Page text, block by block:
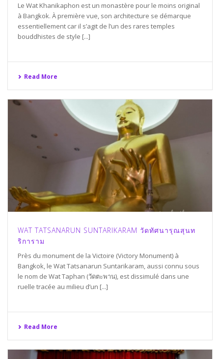
Le Wat Khanikaphon est un monastère pour le moins original
à Bangkok. À première vue, son architecture se démarque
essentiellement car il s’agit de l’un des rares temples
bouddhistes de style [...]
Read More
WAT TATSANARUN SUNTARIKARAM วัดทัศนารุณสุนท
ริการาม
Près du monument de la Victoire (Victory Monument) à
Bangkok, le Wat Tatsanarun Suntarikaram, aussi connu sous
le nom de Wat Taphan (วัดตะพาน), est dissimulé dans une
ruelle tracée au milieu d’un [...]
Read More